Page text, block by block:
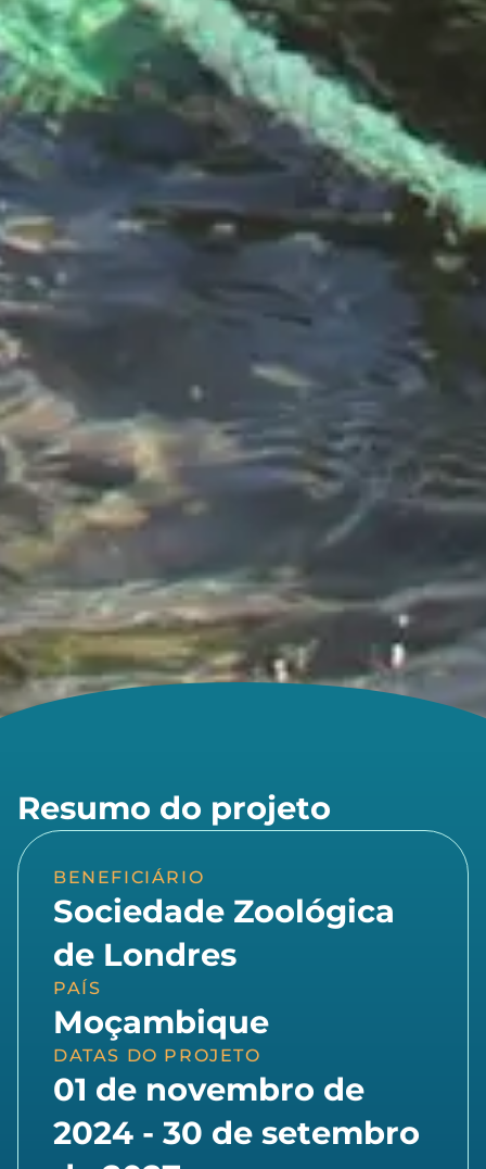
Resumo do projeto
BENEFICIÁRIO
Sociedade Zoológica
de Londres
PAÍS
Moçambique
DATAS DO PROJETO
01 de novembro de
2024 - 30 de setembro